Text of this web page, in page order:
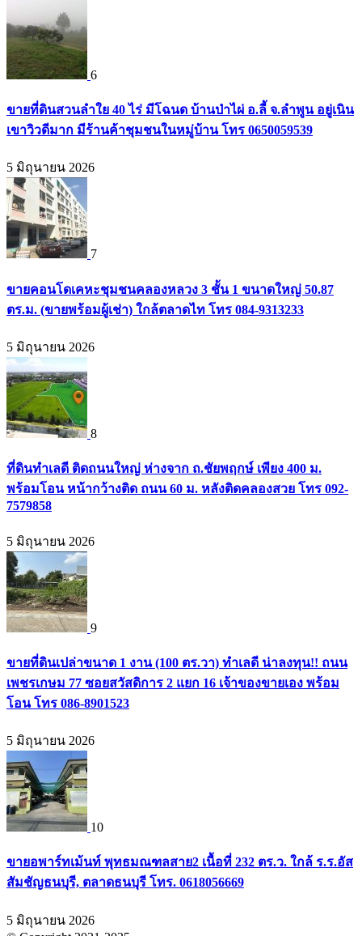
6
ขายที่ดินสวนลำใย 40 ไร่ มีโฉนด บ้านป่าไผ่ อ.ลี้ จ.ลำพูน อยู่เนิน
เขาวิวดีมาก มีร้านค้าชุมชนในหมู่บ้าน โทร 0650059539
5 มิถุนายน 2026
7
ขายคอนโดเคหะชุมชนคลองหลวง 3 ชั้น 1 ขนาดใหญ่ 50.87
ตร.ม. (ขายพร้อมผู้เช่า) ใกล้ตลาดไท โทร 084-9313233
5 มิถุนายน 2026
8
ที่ดินทำเลดี ติดถนนใหญ่ ห่างจาก ถ.ชัยพฤกษ์ เพียง 400 ม.
พร้อมโอน หน้ากว้างติด ถนน 60 ม. หลังติดคลองสวย โทร 092-
7579858
5 มิถุนายน 2026
9
ขายที่ดินเปล่าขนาด 1 งาน (100 ตร.วา) ทำเลดี น่าลงทุน!! ถนน
เพชรเกษม 77 ซอยสวัสดิการ 2 แยก 16 เจ้าของขายเอง พร้อม
โอน โทร 086-8901523
5 มิถุนายน 2026
10
ขายอพาร์ทเม้นท์ พุทธมณฑลสาย2 เนื้อที่ 232 ตร.ว. ใกล้ ร.ร.อัส
สัมชัญธนบุรี, ตลาดธนบุรี โทร. 0618056669
5 มิถุนายน 2026